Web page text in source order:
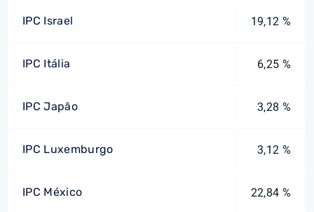
IPC Israel 19,12 %
IPC Itália 6,25 %
IPC Japão 3,28 %
IPC Luxemburgo 3,12 %
IPC México 22,84 %